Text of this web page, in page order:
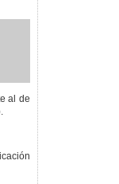
al de